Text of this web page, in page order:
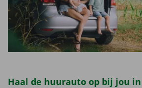
Haal de huurauto op bij jou